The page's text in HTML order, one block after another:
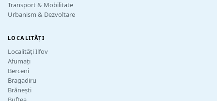
Transport & Mobilitate
Urbanism & Dezvoltare
LOCALITĂȚI
Localități Ilfov
Afumați
Berceni
Bragadiru
Brănești